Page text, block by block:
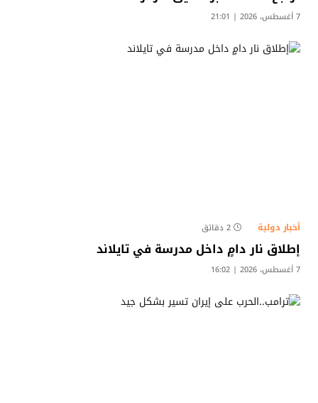
7 أغسطس، 2026 | 21:01
أخبار دولية 2 دقائق
إطلاق نار دامٍ داخل مدرسة في تايلاند
7 أغسطس، 2026 | 16:02